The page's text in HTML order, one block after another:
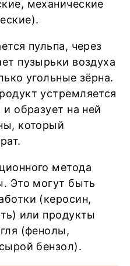
механические
пульпа, через
пузырьки воздуха
угольные зёрна.
устремляется
образует на ней
который
метода
Это могут быть
(керосин,
или продукты
(фенолы,
бензол).